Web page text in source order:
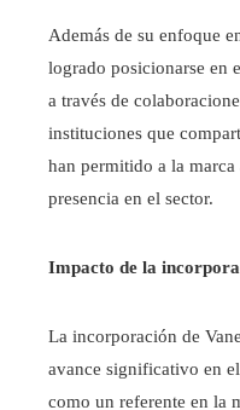
Además de su enfoque
logrado posicionarse en
a través de
instituciones que
han permitido a la
presencia en el sector.​
Impacto de la
La incorporación de
avance significativo en
como un referente en la